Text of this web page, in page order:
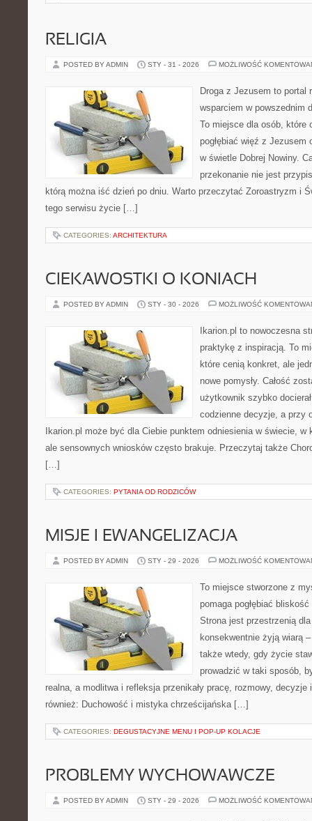
RELIGIA
POSTED BY ADMIN STY - 31 - 2026 MOŻLIWOŚĆ
Droga z Jezusem to portal
wsparciem w powszednim
To miejsce dla osób, które
pogłębiać więź z Jezusem
w świetle Dobrej Nowiny.
przekonanie nie jest
którą można iść dzień po dniu. Warto przeczytać Zoroastryzm i
tego serwisu życie […]
CATEGORIES: ARCHITEKTURA
CIEKAWOSTKI O KONIACH
POSTED BY ADMIN STY - 30 - 2026 MOŻLIWOŚĆ
Ikarion.pl to nowoczesna
praktykę z inspiracją. To
które cenią konkret, ale
nowe pomysły. Całość
użytkownik szybko
codzienne decyzje, a przy
Ikarion.pl może być dla Ciebie punktem odniesienia w świecie,
ale sensownych wniosków często brakuje. Przeczytaj także
[…]
CATEGORIES: PYTANIA OD RODZICÓW
MISJE I EWANGELIZACJA
POSTED BY ADMIN STY - 29 - 2026 MOŻLIWOŚĆ
To miejsce stworzone z
pomaga pogłębiać
Strona jest przestrzenią
konsekwentnie żyją wiarą
także wtedy, gdy życie
prowadzić w taki sposób,
realna, a modlitwa i refleksja przenikały pracę, rozmowy,
również: Duchowość i mistyka chrześcijańska […]
CATEGORIES: DEGUSTACYJNE MENU I POP-UP KOLACJE
PROBLEMY WYCHOWAWCZE
POSTED BY ADMIN STY - 29 - 2026 MOŻLIWOŚĆ